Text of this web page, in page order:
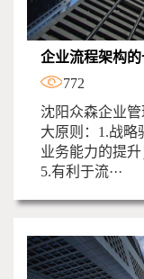
企业流程架构的
772
沈阳众森企业
大原则：1.战略
业务能力的提升
5.有利于流···